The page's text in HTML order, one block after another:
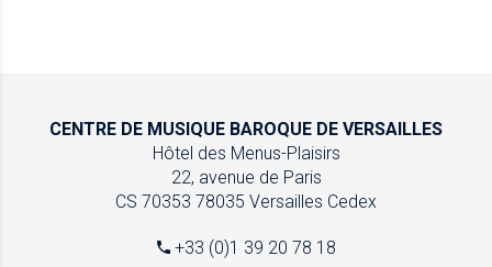
CENTRE DE MUSIQUE BAROQUE DE VERSAILLES
Hôtel des Menus-Plaisirs
22, avenue de Paris
CS 70353 78035 Versailles Cedex
+33 (0)1 39 20 78 18